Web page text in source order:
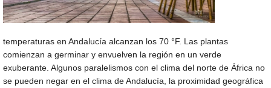
temperaturas en Andalucía alcanzan los 70 °F. Las plantas
comienzan a germinar y envuelven la región en un verde
exuberante. Algunos paralelismos con el clima del norte de África no
se pueden negar en el clima de Andalucía, la proximidad geográfica